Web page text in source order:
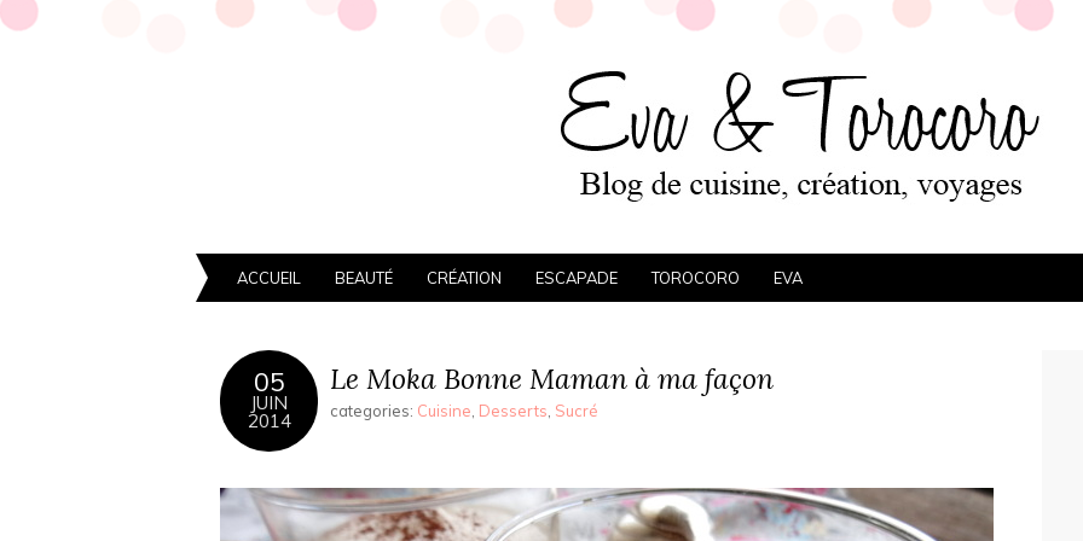
ACCUEIL BEAUTÉ CRÉATION ESCAPADE TOROCORO EVA
05
JUIN
2014
Le Moka Bonne Maman à ma façon
categories: Cuisine Desserts Sucré